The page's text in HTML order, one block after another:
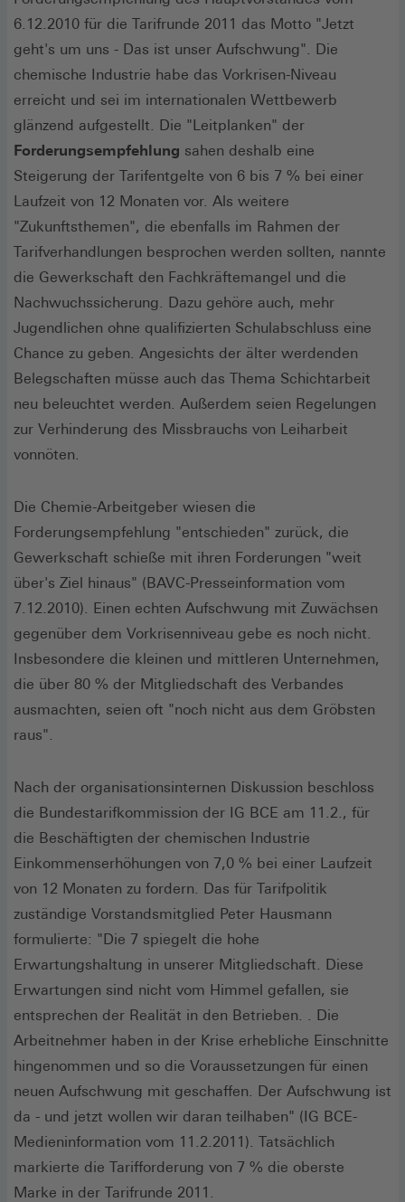
6.12.2010 für die Tarifrunde 2011 das Motto "Jetzt
geht's um uns - Das ist unser Aufschwung". Die
chemische Industrie habe das Vorkrisen-Niveau
erreicht und sei im internationalen Wettbewerb
glänzend aufgestellt. Die "Leitplanken" der
Forderungsempfehlung sahen deshalb eine
Steigerung der Tarifentgelte von 6 bis 7 % bei einer
Laufzeit von 12 Monaten vor. Als weitere
"Zukunftsthemen", die ebenfalls im Rahmen der
Tarifverhandlungen besprochen werden sollten, nannte
die Gewerkschaft den Fachkräftemangel und die
Nachwuchssicherung. Dazu gehöre auch, mehr
Jugendlichen ohne qualifizierten Schulabschluss eine
Chance zu geben. Angesichts der älter werdenden
Belegschaften müsse auch das Thema Schichtarbeit
neu beleuchtet werden. Außerdem seien Regelungen
zur Verhinderung des Missbrauchs von Leiharbeit
vonnöten.
Die Chemie-Arbeitgeber wiesen die
Forderungsempfehlung "entschieden" zurück, die
Gewerkschaft schieße mit ihren Forderungen "weit
über's Ziel hinaus" (BAVC-Presseinformation vom
7.12.2010). Einen echten Aufschwung mit Zuwächsen
gegenüber dem Vorkrisenniveau gebe es noch nicht.
Insbesondere die kleinen und mittleren Unternehmen,
die über 80 % der Mitgliedschaft des Verbandes
ausmachten, seien oft "noch nicht aus dem Gröbsten
raus".
Nach der organisationsinternen Diskussion beschloss
die Bundestarifkommission der IG BCE am 11.2., für
die Beschäftigten der chemischen Industrie
Einkommenserhöhungen von 7,0 % bei einer Laufzeit
von 12 Monaten zu fordern. Das für Tarifpolitik
zuständige Vorstandsmitglied Peter Hausmann
formulierte: "Die 7 spiegelt die hohe
Erwartungshaltung in unserer Mitgliedschaft. Diese
Erwartungen sind nicht vom Himmel gefallen, sie
entsprechen der Realität in den Betrieben. . Die
Arbeitnehmer haben in der Krise erhebliche Einschnitte
hingenommen und so die Voraussetzungen für einen
neuen Aufschwung mit geschaffen. Der Aufschwung ist
da - und jetzt wollen wir daran teilhaben" (IG BCE-
Medieninformation vom 11.2.2011). Tatsächlich
markierte die Tarifforderung von 7 % die oberste
Marke in der Tarifrunde 2011.